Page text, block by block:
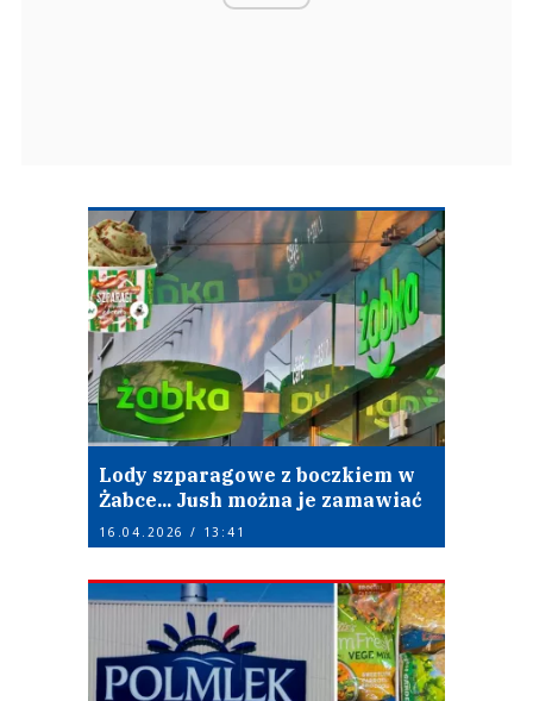
Lody szparagowe z boczkiem w
Żabce... Jush można je zamawiać
16.04.2026 / 13:41